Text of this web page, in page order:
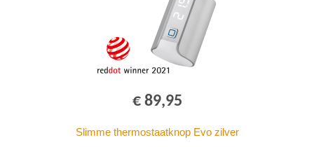
€ 89,95
Slimme thermostaatknop Evo zilver